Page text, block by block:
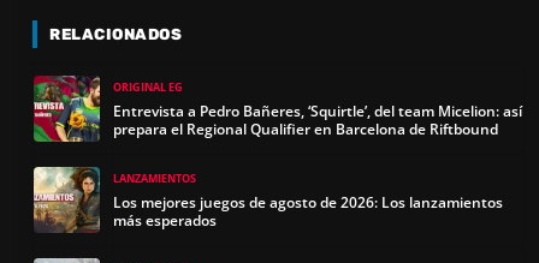
RELACIONADOS
ORIGINAL EG
Entrevista a Pedro Bañeres, ‘Squirtle’, del team Micelion: así
prepara el Regional Qualifier en Barcelona de Riftbound
LANZAMIENTOS
Los mejores juegos de agosto de 2026: Los lanzamientos
más esperados